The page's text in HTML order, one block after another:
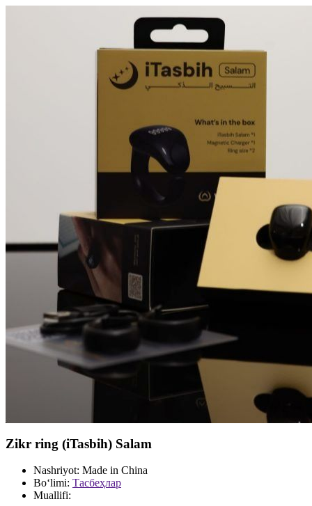
Zikr ring (iTasbih) Salam
Nashriyot: Made in China
Bo‘limi: Тасбеҳлар
Muallifi: